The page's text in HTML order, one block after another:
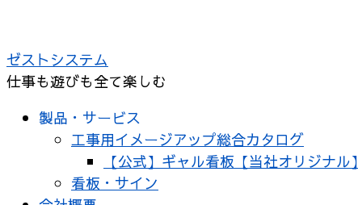
テ
ン
ゼストシステム
仕事も遊びも全て楽しむ
製品・サービス
工事用イメージアップ総合カタログ
【公式】ギャル看板【当社オリジナル】
看板・サイン